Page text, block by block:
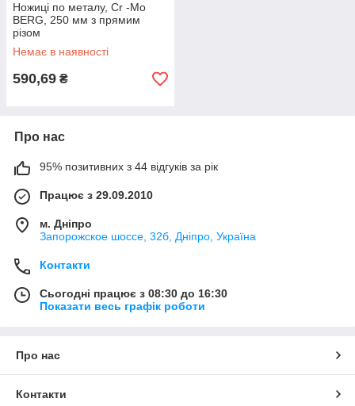
Ножиці по металу, Cr -Mo
BERG, 250 мм з прямим
різом
Немає в наявності
590,69 ₴
Про нас
95% позитивних з 44 відгуків за рік
Працює з 29.09.2010
м. Дніпро
Запорожское шоссе, 32б, Дніпро, Україна
Контакти
Сьогодні працює з 08:30 до 16:30
Показати весь графік роботи
Про нас
Контакти